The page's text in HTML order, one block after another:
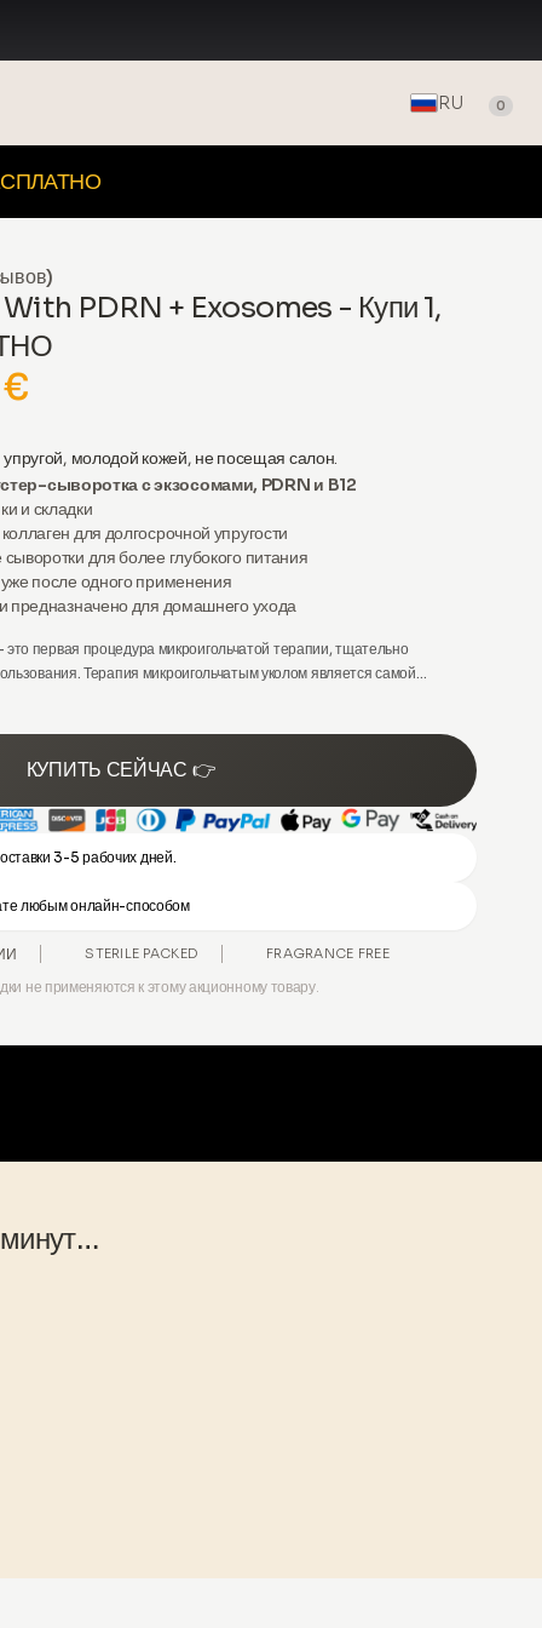
RU 0
PDRN + Exosomes - Купи 1,
молодой кожей, не посещая салон.
сыворотка с экзосомами, PDRN и B12
и складки
для долгосрочной упругости
для более глубокого питания
после одного применения
предназначено для домашнего ухода
первая процедура микроигольчатой терапии, тщательно
Терапия микроигольчатым уколом является самой
КУПИТЬ СЕЙЧАС 👉
3-5 рабочих дней.
любым онлайн-способом
STERILE PACKED FRAGRANCE FREE
не применяются к этому акционному товару.